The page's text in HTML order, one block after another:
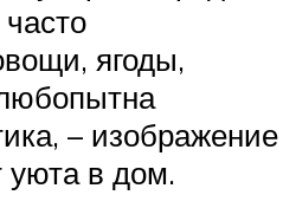
ягоды,
– изображение
уюта в дом.